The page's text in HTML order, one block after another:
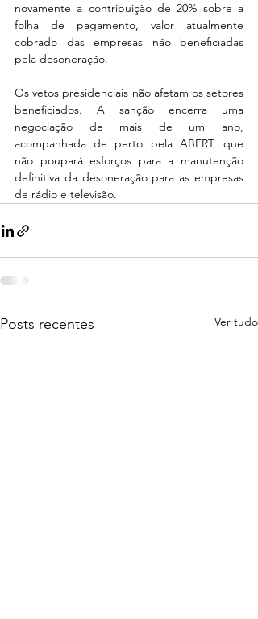
novamente a contribuição de 20% sobre a
folha de pagamento, valor atualmente
cobrado das empresas não beneficiadas
pela desoneração.
Os vetos presidenciais não afetam os setores
beneficiados. A sanção encerra uma
negociação de mais de um ano,
acompanhada de perto pela ABERT, que
não poupará esforços para a manutenção
definitiva da desoneração para as empresas
de rádio e televisão.
Posts recentes Ver tudo